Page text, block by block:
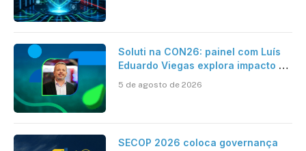
Soluti na CON26: painel com Luís
Eduardo Viegas explora impacto de
Contabilidade
5 de agosto de 2026
SECOP 2026 coloca governança